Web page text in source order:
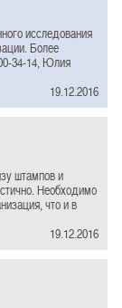
исследования
Более
34-14, Юлия
19.12.2016
штампов и
Необходимо
что и в
19.12.2016